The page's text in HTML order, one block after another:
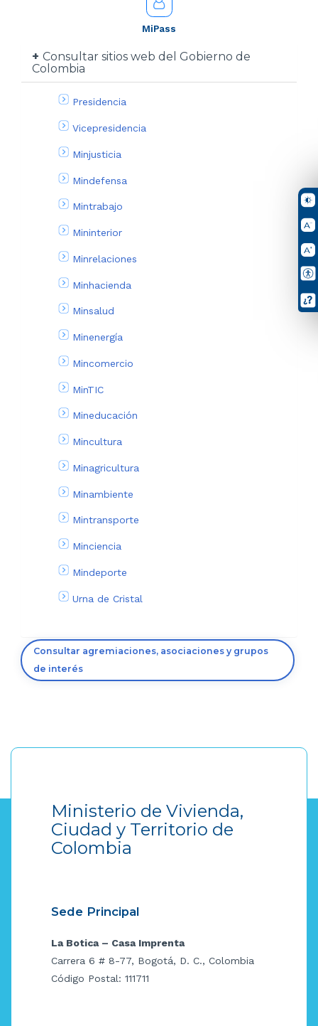
MiPass
Consultar sitios web del Gobierno de
Colombia
Presidencia
Vicepresidencia
Minjusticia
Mindefensa
Mintrabajo
Mininterior
Minrelaciones
Minhacienda
Minsalud
Minenergía
Mincomercio
MinTIC
Mineducación
Mincultura
Minagricultura
Minambiente
Mintransporte
Minciencia
Mindeporte
Urna de Cristal
Consultar agremiaciones, asociaciones y grupos
de interés
Ministerio de Vivienda,
Ciudad y Territorio de
Colombia
Sede Principal
La Botica – Casa Imprenta
Carrera 6 # 8-77, Bogotá, D. C., Colombia
Código Postal: 111711